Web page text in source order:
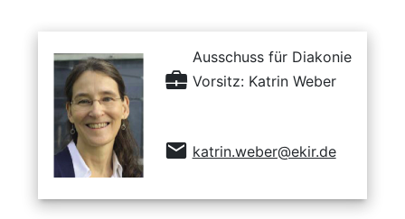
Ausschuss für Diakonie
Vorsitz: Katrin Weber
katrin.weber@ekir.de